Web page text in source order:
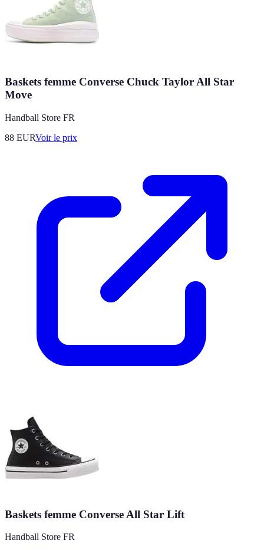
Baskets femme Converse Chuck Taylor All Star
Move
Handball Store FR
88 EURVoir le prix
Baskets femme Converse All Star Lift
Handball Store FR